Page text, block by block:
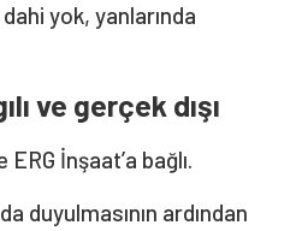
yok, yanlarında
ve gerçek dışı
İnşaat’a bağlı.
duyulmasının ardından